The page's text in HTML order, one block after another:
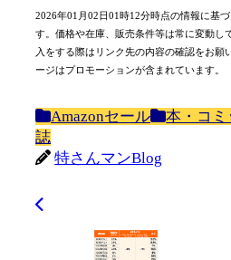
2026年01月02日01時12分時点の情報に基
す。価格や在庫、販売条件等は常に変動し
入をする際はリンク先の内容の確認をお願
ージはプロモーションが含まれています。
Amazonセール
本・コ
誌
特さんマンBlog